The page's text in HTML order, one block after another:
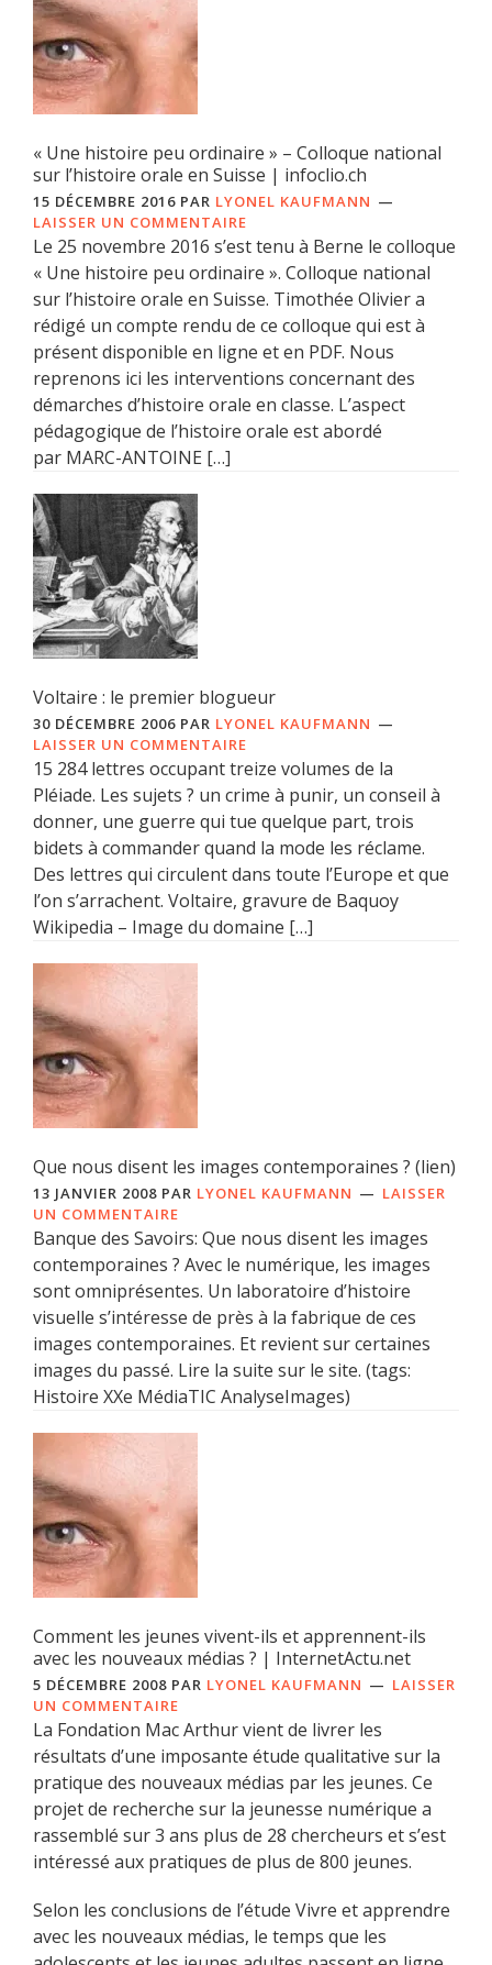
« Une histoire peu ordinaire » – Colloque national
sur l’histoire orale en Suisse | infoclio.ch
15 DÉCEMBRE 2016 PAR LYONEL KAUFMANN
LAISSER UN COMMENTAIRE
Le 25 novembre 2016 s’est tenu à Berne le colloque
« Une histoire peu ordinaire ». Colloque national
sur l’histoire orale en Suisse. Timothée Olivier a
rédigé un compte rendu de ce colloque qui est à
présent disponible en ligne et en PDF. Nous
reprenons ici les interventions concernant des
démarches d’histoire orale en classe. L’aspect
pédagogique de l’histoire orale est abordé
par MARC-ANTOINE […]
Voltaire : le premier blogueur
30 DÉCEMBRE 2006 PAR LYONEL KAUFMANN
LAISSER UN COMMENTAIRE
15 284 lettres occupant treize volumes de la
Pléiade. Les sujets ? un crime à punir, un conseil à
donner, une guerre qui tue quelque part, trois
bidets à commander quand la mode les réclame.
Des lettres qui circulent dans toute l’Europe et que
l’on s’arrachent. Voltaire, gravure de Baquoy
Wikipedia – Image du domaine […]
Que nous disent les images contemporaines ? (lien)
13 JANVIER 2008 PAR LYONEL KAUFMANN
LAISSER
UN COMMENTAIRE
Banque des Savoirs: Que nous disent les images
contemporaines ? Avec le numérique, les images
sont omniprésentes. Un laboratoire d’histoire
visuelle s’intéresse de près à la fabrique de ces
images contemporaines. Et revient sur certaines
images du passé. Lire la suite sur le site. (tags:
Histoire XXe MédiaTIC AnalyseImages)
Comment les jeunes vivent-ils et apprennent-ils
avec les nouveaux médias ? | InternetActu.net
5 DÉCEMBRE 2008 PAR LYONEL KAUFMANN
LAISSER
UN COMMENTAIRE
La Fondation Mac Arthur vient de livrer les
résultats d’une imposante étude qualitative sur la
pratique des nouveaux médias par les jeunes. Ce
projet de recherche sur la jeunesse numérique a
rassemblé sur 3 ans plus de 28 chercheurs et s’est
intéressé aux pratiques de plus de 800 jeunes.
Selon les conclusions de l’étude Vivre et apprendre
avec les nouveaux médias, le temps que les